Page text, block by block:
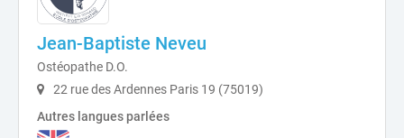
Jean-Baptiste Neveu
Ostéopathe D.O.
22 rue des Ardennes Paris 19 (75019)
Autres langues parlées